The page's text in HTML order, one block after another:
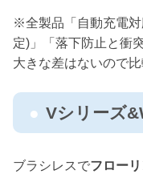
※全製品「自動充電
定)」「落下防止と衝
大きな差はないので
Vシリーズ
ブラシレスでフロー